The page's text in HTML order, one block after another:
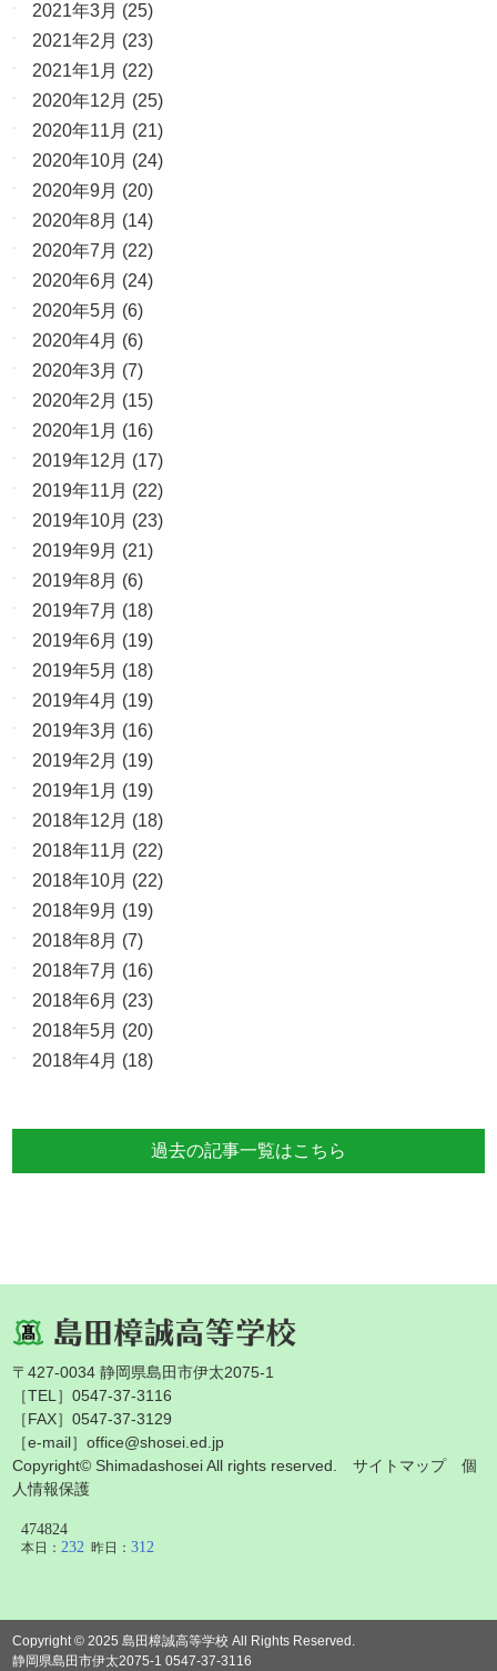
2021年3月 (25)
2021年2月 (23)
2021年1月 (22)
2020年12月 (25)
2020年11月 (21)
2020年10月 (24)
2020年9月 (20)
2020年8月 (14)
2020年7月 (22)
2020年6月 (24)
2020年5月 (6)
2020年4月 (6)
2020年3月 (7)
2020年2月 (15)
2020年1月 (16)
2019年12月 (17)
2019年11月 (22)
2019年10月 (23)
2019年9月 (21)
2019年8月 (6)
2019年7月 (18)
2019年6月 (19)
2019年5月 (18)
2019年4月 (19)
2019年3月 (16)
2019年2月 (19)
2019年1月 (19)
2018年12月 (18)
2018年11月 (22)
2018年10月 (22)
2018年9月 (19)
2018年8月 (7)
2018年7月 (16)
2018年6月 (23)
2018年5月 (20)
2018年4月 (18)
過去の記事一覧はこちら
〒427-0034 静岡県島田市伊太2075-1
［TEL］0547-37-3116
［FAX］0547-37-3129
［e-mail］office@shosei.ed.jp
Copyright© Shimadashosei All rights reserved.サイトマップ
個
人情報保護
Copyright © 2025 島田樟誠高等学校 All Rights Reserved.
静岡県島田市伊太2075-1 0547-37-3116